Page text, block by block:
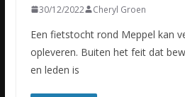
30/12/2022 Cheryl Groen
Een fietstocht rond Meppel kan
opleveren. Buiten het feit dat
en leden is